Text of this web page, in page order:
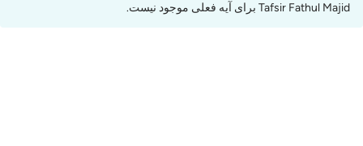
Tafsir Fathul Majid برای آیه فعلی موجود نیست.